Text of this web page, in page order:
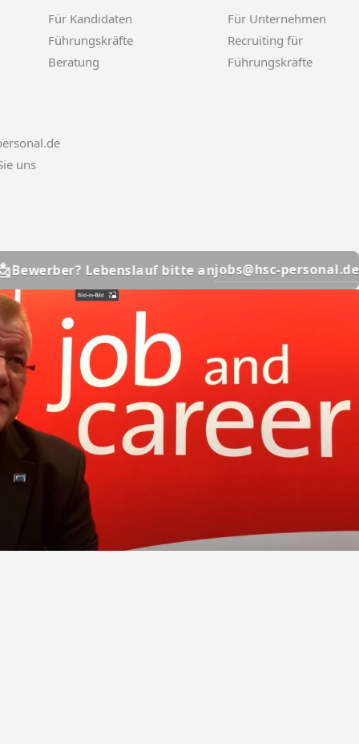
Für Kandidaten
Führungskräfte
Beratung
Für Unternehmen
Recruiting für
Führungskräfte
uns
Lebenslauf bitte anjobs@hsc-personal.de 📩